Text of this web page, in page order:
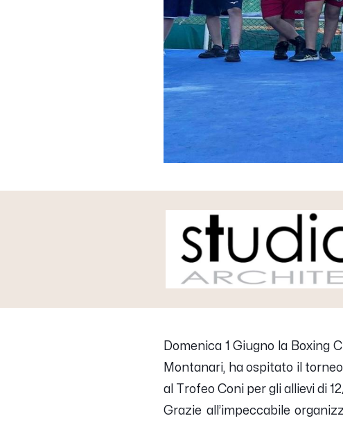
Domenica 1 Giugno la Boxing
Montanari, ha ospitato il
al Trofeo Coni per gli allievi di
Grazie all’impeccabile